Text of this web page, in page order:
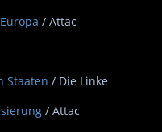
/ Attac
Staaten / Die Linke
/ Attac